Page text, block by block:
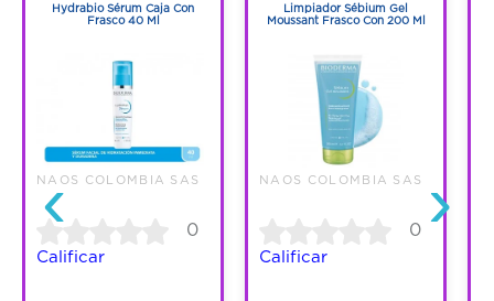
‹
Hydrabio Sérum Caja Con
Frasco 40 Ml
NAOS COLOMBIA SAS
0
Calificar
Limpiador Sébium Gel
Moussant Frasco Con 200 Ml
NAOS COLOMBIA SAS
0
Calificar
›